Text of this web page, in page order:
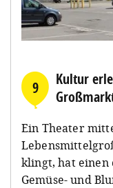
9
Kultur
Ein Theater
klingt, hat einen
Gemüse- und